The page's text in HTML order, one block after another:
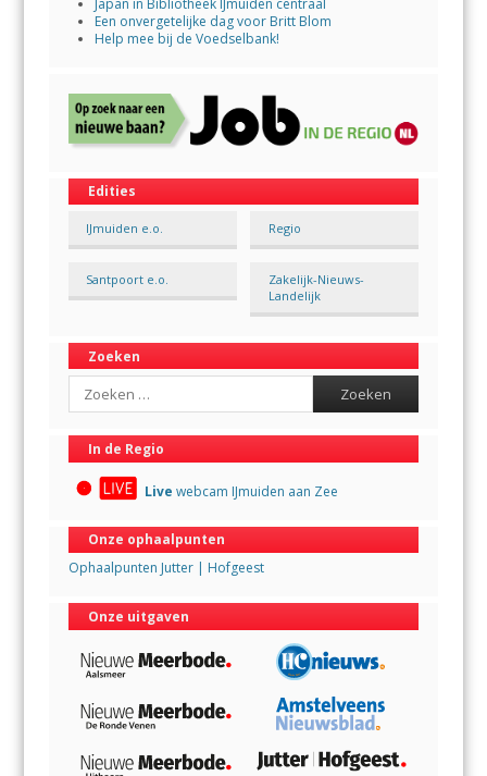
Een onvergetelijke dag voor Britt Blom
Help mee bij de Voedselbank!
Edities
IJmuiden e.o. Regio
Santpoort e.o.
Zakelijk-Nieuws-
Landelijk
Zoeken
In de Regio
Live webcam IJmuiden aan Zee
Onze ophaalpunten
Ophaalpunten Jutter | Hofgeest
Onze uitgaven